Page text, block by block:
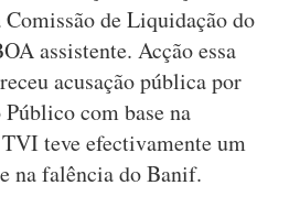
de Liquidação do
assistente. Acção essa
acusação pública por
com base na
teve efectivamente um
na falência do Banif.